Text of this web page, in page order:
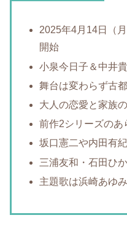
2025年4月14日（
開始
小泉今日子＆中井
舞台は変わらず古
大人の恋愛と家族
前作2シリーズのあ
坂口憲二や内田有
三浦友和・石田ひ
主題歌は浜崎あゆ